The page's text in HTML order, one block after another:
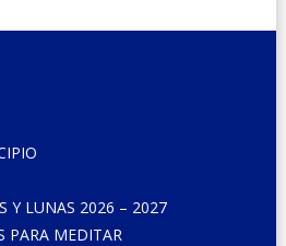
Y LUNAS 2026 – 2027
PARA MEDITAR